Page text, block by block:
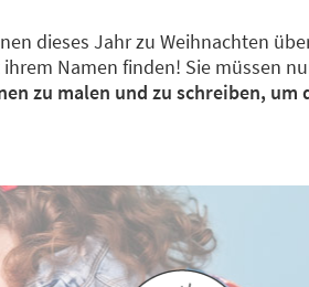
dieses Jahr zu Weihnachten
Namen finden! Sie müssen
zu malen und zu schreiben,